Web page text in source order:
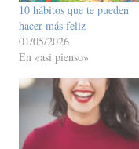
10 hábitos que te pueden
hacer más feliz
01/05/2026
En «asi pienso»